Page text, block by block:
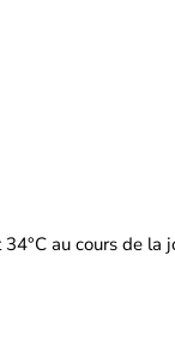
au cours de la